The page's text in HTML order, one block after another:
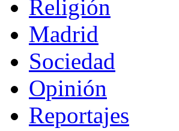
Religión
Madrid
Sociedad
Opinión
Reportajes